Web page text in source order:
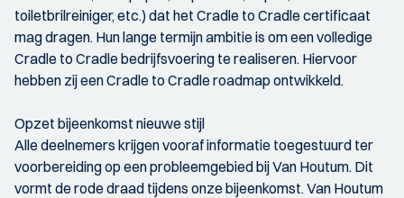
toiletbrilreiniger, etc.) dat het Cradle to Cradle certificaat
mag dragen. Hun lange termijn ambitie is om een volledige
Cradle to Cradle bedrijfsvoering te realiseren. Hiervoor
hebben zij een Cradle to Cradle roadmap ontwikkeld.
Opzet bijeenkomst nieuwe stijl
Alle deelnemers krijgen vooraf informatie toegestuurd ter
voorbereiding op een probleemgebied bij Van Houtum. Dit
vormt de rode draad tijdens onze bijeenkomst. Van Houtum